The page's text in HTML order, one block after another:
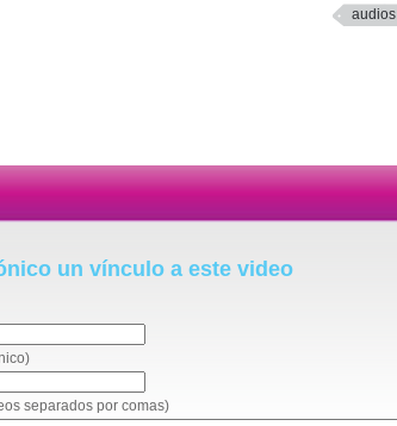
audios
un vínculo a este video
separados por comas)